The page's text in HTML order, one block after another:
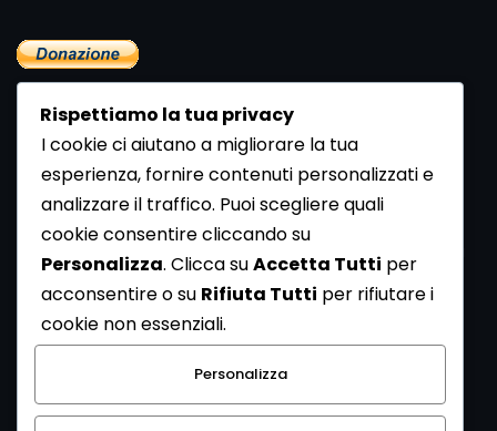
Newsletter
Se vuoi ricevere la Rivista gratuita di archeologia realizzata
dalla Redazione di ArcheoMedia iscriviti alla nostra
Newsletter [Clicca Qui]
Con l'invio del messaggio l'utente dichiara di aver letto
l’informativa sulla privacy e di acconsentire al trattamento
dei propri dati personali.
Rispettiamo la tua privacy
I cookie ci aiutano a migliorare la tua
esperienza, fornire contenuti personalizzati e
analizzare il traffico. Puoi scegliere quali
cookie consentire cliccando su
Personalizza. Clicca suAccetta Tutti per
acconsentire o su Rifiuta Tutti per rifiutare i
cookie non essenziali.
Personalizza